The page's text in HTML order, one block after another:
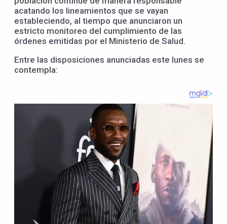
acatando los lineamientos que se vayan
estableciendo, al tiempo que anunciaron un
estricto monitoreo del cumplimiento de las
órdenes emitidas por el Ministerio de Salud.
Entre las disposiciones anunciadas este lunes se
contempla: